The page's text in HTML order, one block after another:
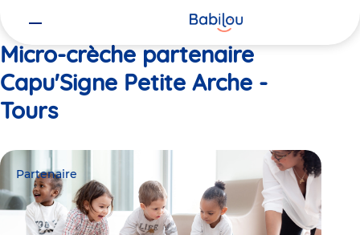
Micro-crèche partenaire
Capu'Signe Petite Arche -
Tours
Partenaire